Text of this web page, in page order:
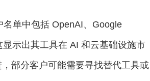
单中包括 OpenAI、Google
示出其工具在 AI 和云基础设施市
部分客户可能需要寻找替代工具或